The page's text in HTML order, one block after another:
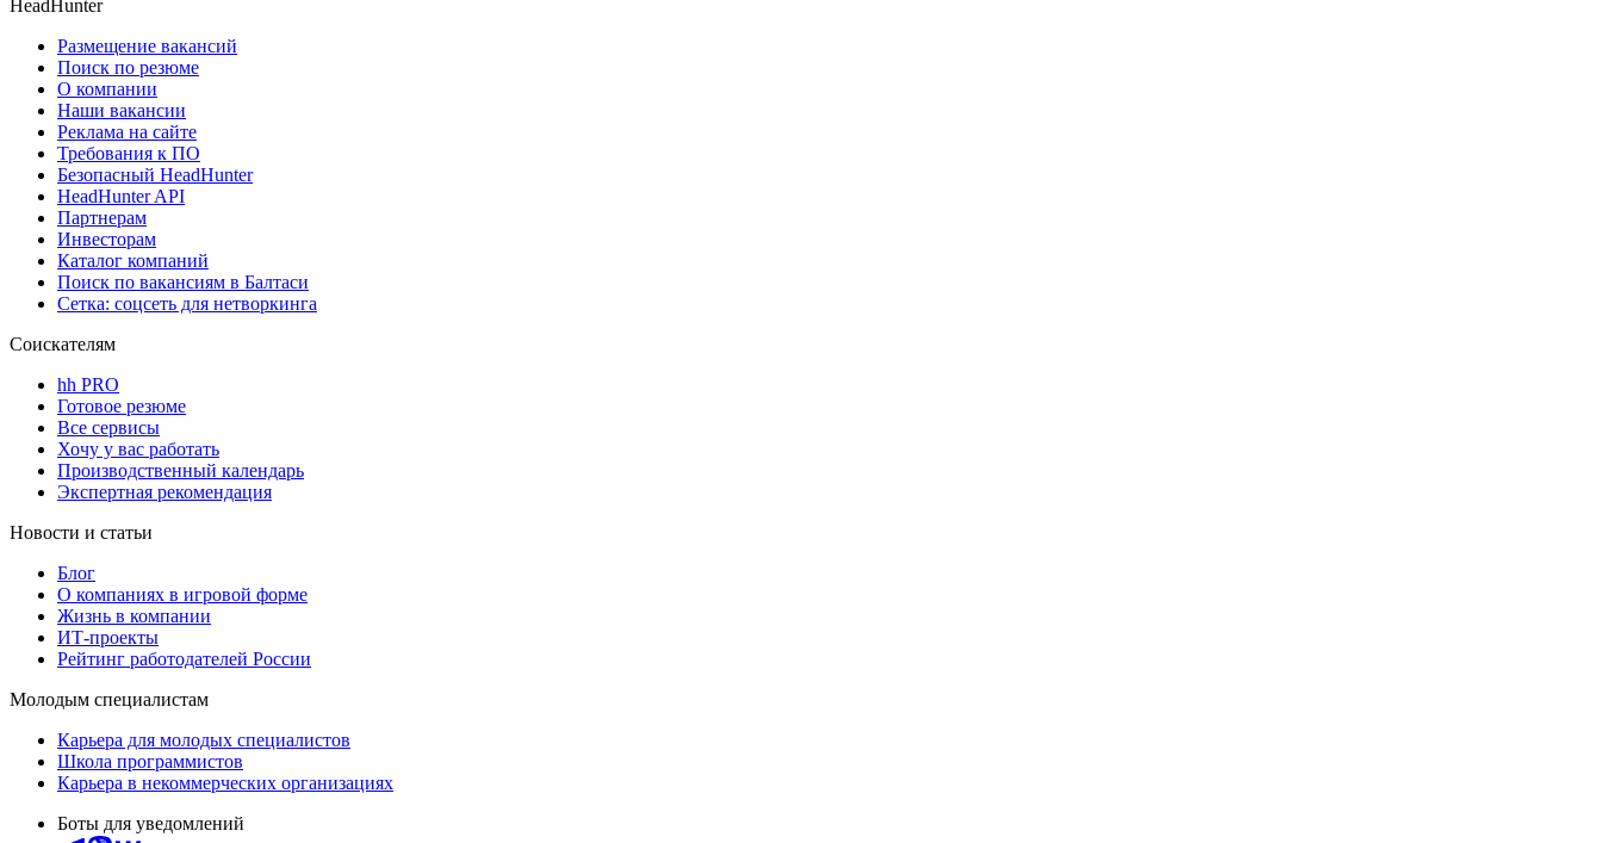
HeadHunter
Размещение вакансий
Поиск по резюме
О компании
Наши вакансии
Реклама на сайте
Требования к ПО
Безопасный HeadHunter
HeadHunter API
Партнерам
Инвесторам
Каталог компаний
Поиск по вакансиям в Балтаси
Сетка: соцсеть для нетворкинга
Соискателям
hh PRO
Готовое резюме
Все сервисы
Хочу у вас работать
Производственный календарь
Экспертная рекомендация
Новости и статьи
Блог
О компаниях в игровой форме
Жизнь в компании
ИТ-проекты
Рейтинг работодателей России
Молодым специалистам
Карьера для молодых специалистов
Школа программистов
Карьера в некоммерческих организациях
Боты для уведомлений